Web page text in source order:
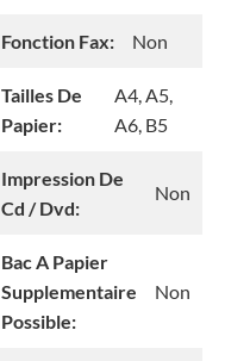
Fonction Fax: Non
Tailles De
Papier:
A4, A5,
A6, B5
Impression De
Cd / Dvd:
Non
Bac A Papier
Supplementaire
Possible:
Non